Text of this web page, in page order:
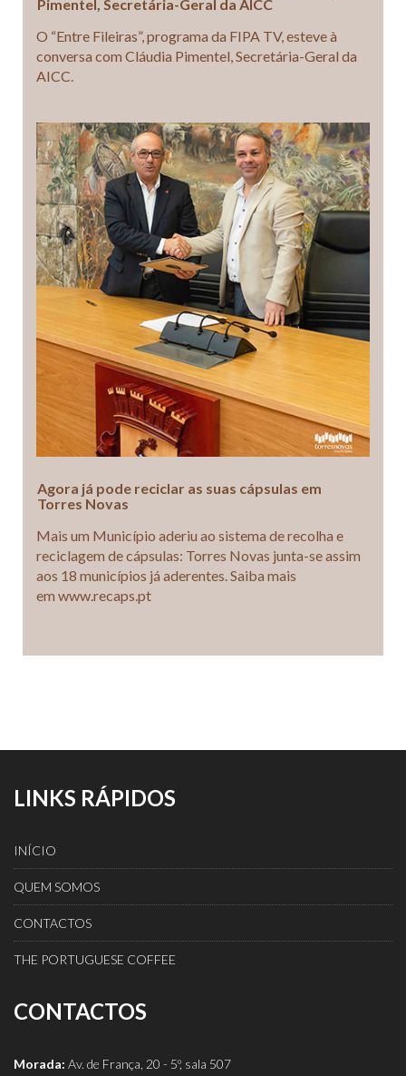
Pimentel, Secretária-Geral da AICC
O “Entre Fileiras”, programa da FIPA TV, esteve à
conversa com Cláudia Pimentel, Secretária-Geral da
AICC.
Agora já pode reciclar as suas cápsulas em
Torres Novas
Mais um Município aderiu ao sistema de recolha e
reciclagem de cápsulas: Torres Novas junta-se assim
aos 18 municípios já aderentes. Saiba mais
em www.recaps.pt
LINKS RÁPIDOS
INÍCIO
QUEM SOMOS
CONTACTOS
THE PORTUGUESE COFFEE
CONTACTOS
Morada: Av. de França, 20 - 5º, sala 507